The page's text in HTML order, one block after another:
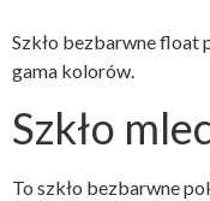
Szkło bezbarwne
gama kolorów.
Szkło
To szkło bezbarwne